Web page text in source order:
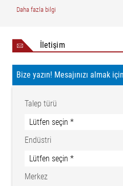
Daha fazla bilgi
İletişim
Bize yazın! Mesajınızı almak
Talep türü
Endüstri
Merkez